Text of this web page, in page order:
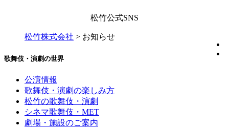
松竹公式SNS
松竹株式会社 > お知らせ
歌舞伎・演劇の世界
公演情報
歌舞伎・演劇の楽しみ方
松竹の歌舞伎・演劇
シネマ歌舞伎・MET
劇場・施設のご案内